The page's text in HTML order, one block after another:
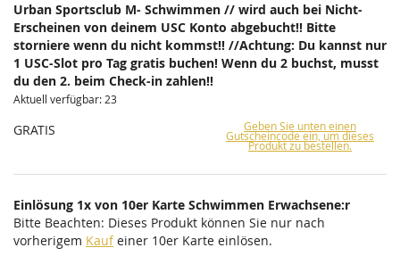
Urban Sportsclub M- Schwimmen // wird auch bei Nicht-
Erscheinen von deinem USC Konto abgebucht!! Bitte
storniere wenn du nicht kommst!! //Achtung: Du kannst nur
1 USC-Slot pro Tag gratis buchen! Wenn du 2 buchst, musst
du den 2. beim Check-in zahlen!!
Aktuell verfügbar: 23
GRATIS Geben Sie unten einen
Gutscheincode ein, um dieses
Produkt zu bestellen.
Einlösung 1x von 10er Karte Schwimmen Erwachsene:r
Bitte Beachten: Dieses Produkt können Sie nur nach
vorherigem Kaufeiner 10er Karte einlösen.